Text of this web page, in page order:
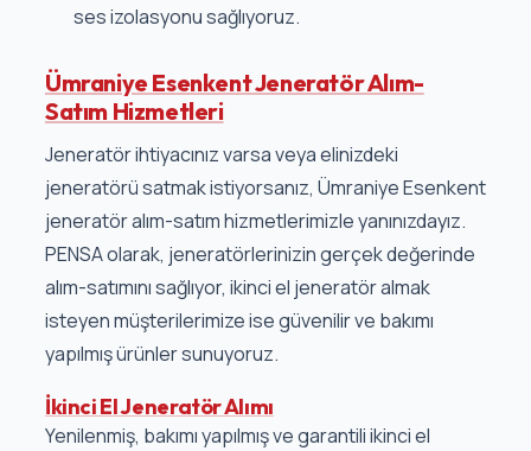
ses izolasyonu sağlıyoruz.
Ümraniye Esenkent Jeneratör Alım-
Satım Hizmetleri
Jeneratör ihtiyacınız varsa veya elinizdeki
jeneratörü satmak istiyorsanız, Ümraniye Esenkent
jeneratör alım-satım hizmetlerimizle yanınızdayız.
PENSA olarak, jeneratörlerinizin gerçek değerinde
alım-satımını sağlıyor, ikinci el jeneratör almak
isteyen müşterilerimize ise güvenilir ve bakımı
yapılmış ürünler sunuyoruz.
İkinci El Jeneratör Alımı
Yenilenmiş, bakımı yapılmış ve garantili ikinci el